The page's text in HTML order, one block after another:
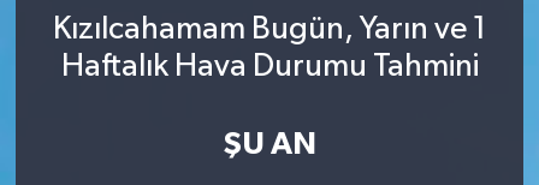
Kızılcahamam Bugün, Yarın ve 1
Haftalık Hava Durumu Tahmini
ŞU AN
Tüm Manşetler